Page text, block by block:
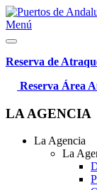
Menú
Reserva de
Reserva Área
LA AGENCIA
La Agencia
La